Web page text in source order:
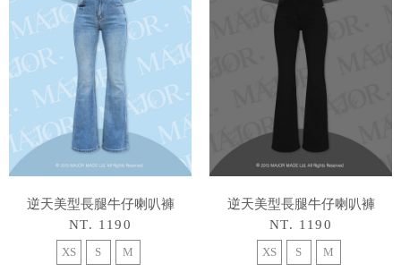
逆天美型長腿牛仔喇叭褲
NT. 1190
XS S M
逆天美型長腿牛仔喇叭褲
NT. 1190
XS S M